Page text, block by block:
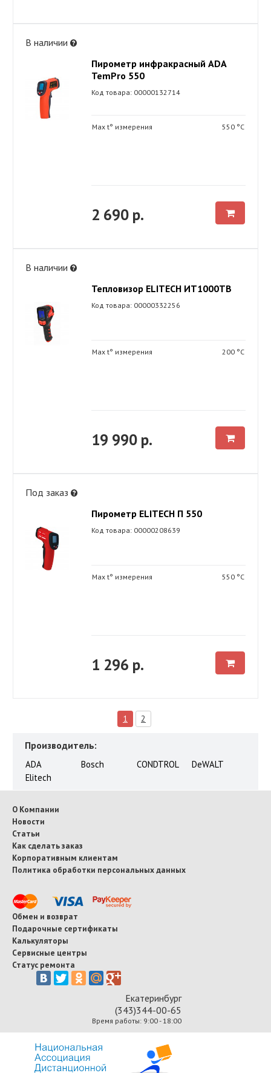
В наличии
Пирометр инфракрасный ADA
TemPro 550
Код товара: 00000132714
Max t° измерения 550 °С
2 690 р.
В наличии
Тепловизор ELITECH ИТ1000ТВ
Код товара: 00000332256
Max t° измерения 200 °С
19 990 р.
Под заказ
Пирометр ELITECH П 550
Код товара: 00000208639
Max t° измерения 550 °С
1 296 р.
1 2
Производитель:
ADA Bosch CONDTROL
DeWALT
Elitech
О Компании
Новости
Статьи
Как сделать заказ
Корпоративным клиентам
Политика обработки персональных данных
Обмен и возврат
Подарочные сертификаты
Калькуляторы
Сервисные центры
Статус ремонта
Екатеринбург
(343)344-00-65
Время работы: 9:00 - 18:00